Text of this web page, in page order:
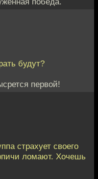
будут?
первой!
страхует своего
ломают. Хочешь